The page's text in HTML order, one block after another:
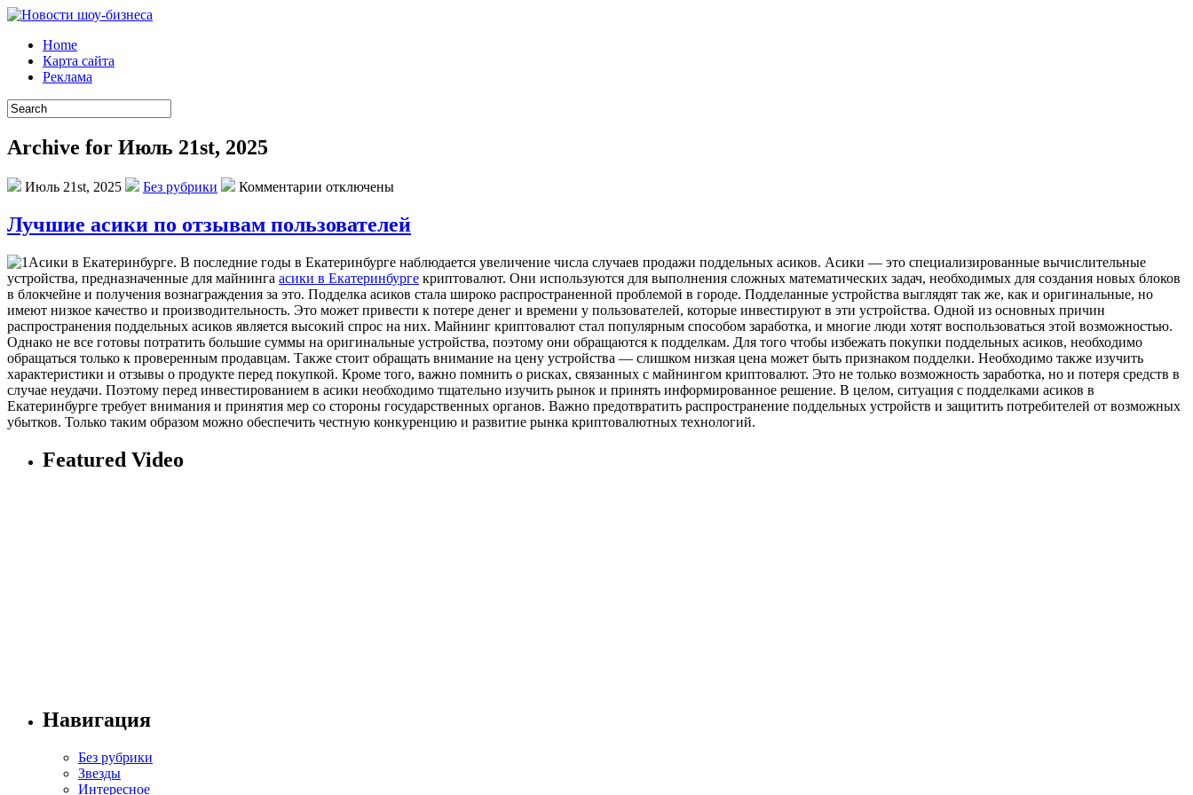
Home
Карта сайта
Реклама
Archive for Июль 21st, 2025
Июль 21st, 2025 Без рубрики Комментарии отключены
Лучшие асики по отзывам пользователей
Aсики в Eкaтeринбургe. В последние годы в Екатеринбурге наблюдается увеличение числа случаев продажи поддельных асиков. Асики — это специализированные вычислительные
устройства, предназначенные для майнинга асики в Екатеринбурге криптовалют. Они используются для выполнения сложных математических задач, необходимых для создания новых блоков
в блокчейне и получения вознаграждения за это. Подделка асиков стала широко распространенной проблемой в городе. Подделанные устройства выглядят так же, как и оригинальные, но
имеют низкое качество и производительность. Это может привести к потере денег и времени у пользователей, которые инвестируют в эти устройства. Одной из основных причин
распространения поддельных асиков является высокий спрос на них. Майнинг криптовалют стал популярным способом заработка, и многие люди хотят воспользоваться этой возможностью.
Однако не все готовы потратить большие суммы на оригинальные устройства, поэтому они обращаются к подделкам. Для того чтобы избежать покупки поддельных асиков, необходимо
обращаться только к проверенным продавцам. Также стоит обращать внимание на цену устройства — слишком низкая цена может быть признаком подделки. Необходимо также изучить
характеристики и отзывы о продукте перед покупкой. Кроме того, важно помнить о рисках, связанных с майнингом криптовалют. Это не только возможность заработка, но и потеря средств в
случае неудачи. Поэтому перед инвестированием в асики необходимо тщательно изучить рынок и принять информированное решение. В целом, ситуация с подделками асиков в
Екатеринбурге требует внимания и принятия мер со стороны государственных органов. Важно предотвратить распространение поддельных устройств и защитить потребителей от возможных
убытков. Только таким образом можно обеспечить честную конкуренцию и развитие рынка криптовалютных технологий.
Featured Video
Навигация
Без рубрики
Звезды
Интересное